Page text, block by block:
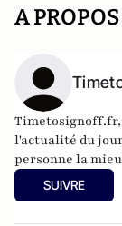
A
Timetosignoff.fr,
l'actualité du
personne la
SUIVRE